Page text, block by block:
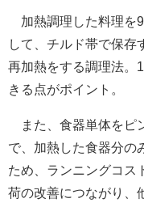
加熱調理した料理を
して、チルド帯で保存
再加熱をする調理法。
きる点がポイント。
また、食器単体をピ
で、加熱した食器分の
ため、ランニングコス
荷の改善につながり、